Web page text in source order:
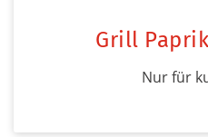
Grill
Nur für